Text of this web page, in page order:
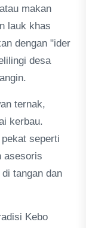
makan
lauk khas
dengan "ider
desa
ternak,
kerbau.
seperti
asesoris
tangan dan
Kebo